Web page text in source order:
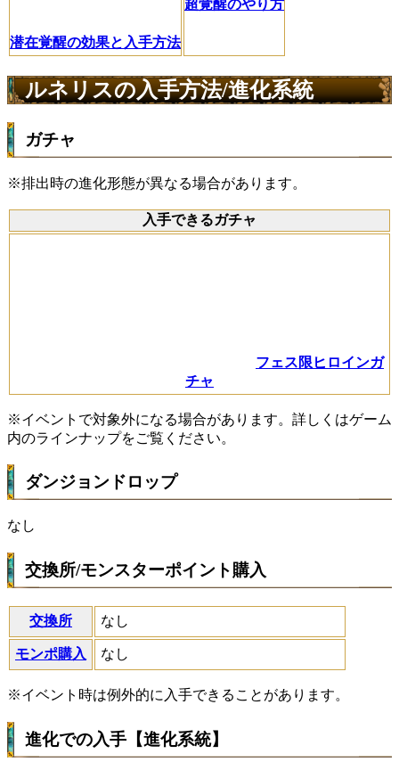
潜在覚醒の効果と入手方法
超覚醒のやり方
ルネリスの入手方法/進化系統
ガチャ
※排出時の進化形態が異なる場合があります。
入手できるガチャ
フェス限ヒロインガ
チャ
※イベントで対象外になる場合があります。詳しくはゲーム
内のラインナップをご覧ください。
ダンジョンドロップ
なし
交換所/モンスターポイント購入
交換所 なし
モンポ購入 なし
※イベント時は例外的に入手できることがあります。
進化での入手【進化系統】